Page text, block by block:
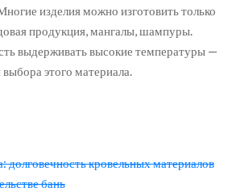
изделия можно изготовить только
продукция, мангалы, шампуры.
выдерживать высокие температуры —
этого материала.
долговечность кровельных материалов
бань